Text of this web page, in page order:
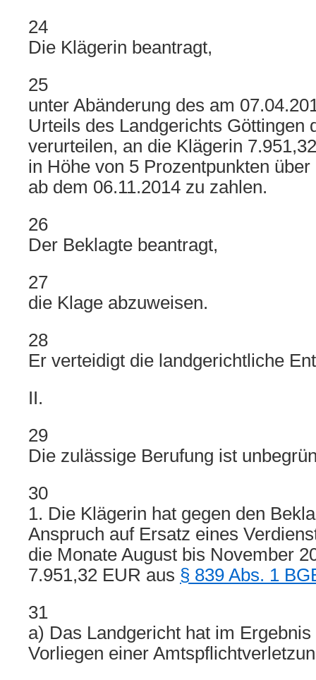
24
Die Klägerin beantragt,
25
unter Abänderung des am
Urteils des Landgerichts Göttingen
verurteilen, an die Klägerin
in Höhe von 5 Prozentpunkten
ab dem 06.11.2014 zu zahlen.
26
Der Beklagte beantragt,
27
die Klage abzuweisen.
28
Er verteidigt die landgerichtliche
II.
29
Die zulässige Berufung ist
30
1. Die Klägerin hat gegen den
Anspruch auf Ersatz eines
die Monate August bis November
7.951,32 EUR aus § 839 Abs. 1
31
a) Das Landgericht hat im
Vorliegen einer